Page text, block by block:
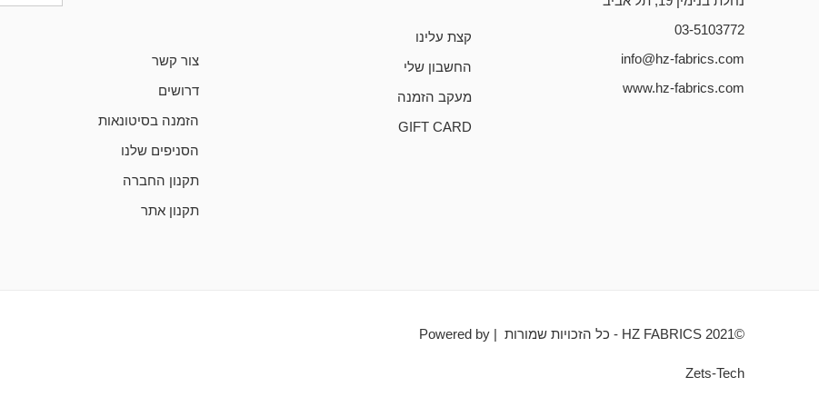
03-5103772
info@hz-fabrics.com
www.hz-fabrics.com
קצת עלינו
החשבון שלי
מעקב הזמנה
GIFT CARD
צור קשר
דרושים
הזמנה בסיטונאות
הסניפים שלנו
תקנון החברה
תקנון אתר
©HZ FABRICS 2021 - כל הזכויות שמורות | Powered by
Zets-Tech